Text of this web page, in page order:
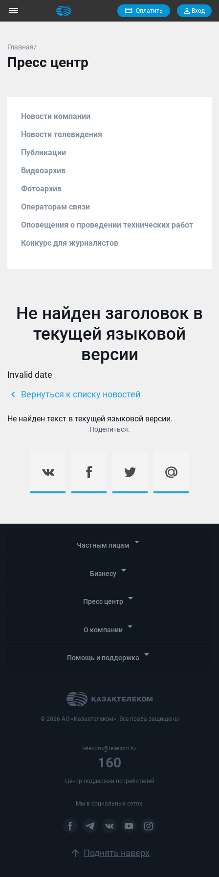
Оплатить Вход
Главная/
Пресс центр
Новости компании
Новости телевидения
Публикации
Видеоархив
Фотоархив
Операторам связи
Оповещения о проведении технических работ
Конкурс для журналистов
Не найден заголовок в
текущей языковой
версии
Invalid date
chevron_left Вернуться к списку новостей
Не найден текст в текущей языковой версии.
Поделиться:
Частным лицам arrow_drop_down
Бизнесу arrow_drop_down
Пресс центр arrow_drop_down
О компании arrow_drop_down
Помощь и поддержка arrow_drop_down
© 2026 АО «Казахтелеком». Все права защищены
telecom@telecom.kz
160
Центр поддержки потребителей
Мы в социальных сетях:
arrow_upward Поднять наверх